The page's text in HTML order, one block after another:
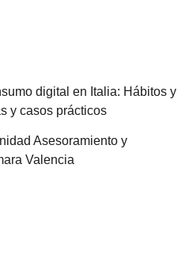
digital en Italia: Hábitos y
y casos prácticos
Asesoramiento y
Valencia